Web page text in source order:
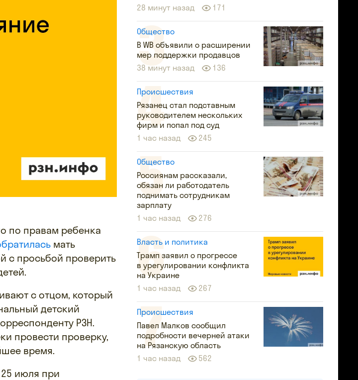
по правам ребенка
мать
с просьбой проверить
с отцом, который
детский
РЗН.
провести проверку,
время.
25 июля при
28 минут назад
171
Общество
В WB объявили о расширении
мер поддержки продавцов
38 минут назад
136
Происшествия
Рязанец стал подставным
руководителем нескольких
фирм и попал под суд
1 час назад
245
Общество
Россиянам рассказали,
обязан ли работодатель
поднимать сотрудникам
зарплату
1 час назад
276
Власть и политика
Трамп заявил о прогрессе
в урегулировании конфликта
на Украине
1 час назад
267
Происшествия
Павел Малков сообщил
подробности вечерней атаки
на Рязанскую область
1 час назад
562